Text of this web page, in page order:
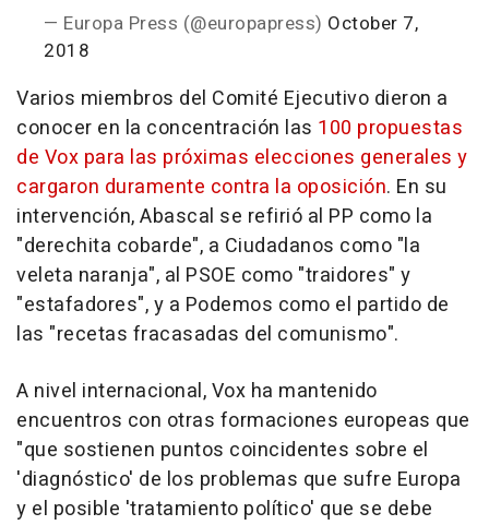
— Europa Press (@europapress) October 7,
2018
Varios miembros del Comité Ejecutivo dieron a
conocer en la concentración las 100 propuestas
de Vox para las próximas elecciones generales y
cargaron duramente contra la oposición. En su
intervención, Abascal se refirió al PP como la
"derechita cobarde", a Ciudadanos como "la
veleta naranja", al PSOE como "traidores" y
"estafadores", y a Podemos como el partido de
las "recetas fracasadas del comunismo".
A nivel internacional, Vox ha mantenido
encuentros con otras formaciones europeas que
"que sostienen puntos coincidentes sobre el
'diagnóstico' de los problemas que sufre Europa
y el posible 'tratamiento político' que se debe